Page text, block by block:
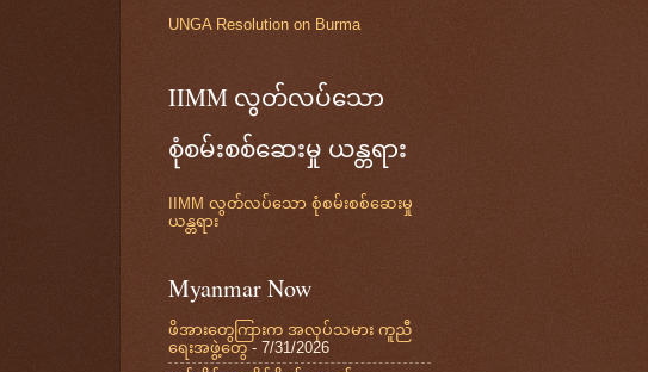
UNGA Resolution on Burma
IIMM လွတ်လပ်သော
စုံစမ်းစစ်ဆေးမှု ယန္တရား
IIMM လွတ်လပ်သော စုံစမ်းစစ်ဆေးမှု
ယန္တရား
Myanmar Now
ဖိအားတွေကြားက အလုပ်သမား ကူညီ
ရေးအဖွဲ့တွေ- 7/31/2026